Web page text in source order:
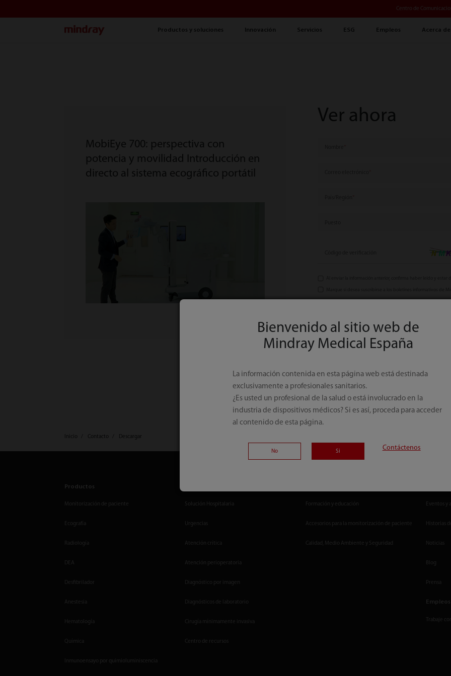
Productos y soluciones Innovación Servicios ESG Empleos Acerca
Centro de
MobiEye 700: perspectiva con
potencia y movilidad Introducción en
directo al sistema ecográfico portátil
Ver ahora
Inicio Contacto Descargar
Productos
Monitorización de paciente
Ecografía
Radiología
DEA
Desfibrilador
Anestesia
Hematología
Química
Inmunoensayo por quimioluminiscencia
Solución Hospitalaria
Urgencias
Atención crítica
Atención perioperatoria
Diagnóstico por imagen
Diagnósticos de laboratorio
Cirugía mínimamente invasiva
Centro de recursos
Formación y educación
Accesorios para la monitorización de paciente
Calidad, Medio Ambiente y Seguridad
Centro
Eventos y
Historias
Noticias
Blog
Prensa
Empleos
Trabaje
Bienvenido al sitio web de
Mindray Medical España
La información contenida en esta página web está destinada
exclusivamente a profesionales sanitarios.
¿Es usted un profesional de la salud o está involucrado en la
industria de dispositivos médicos? Si es así, proceda para acceder
al contenido de esta página.
No Si Contáctenos